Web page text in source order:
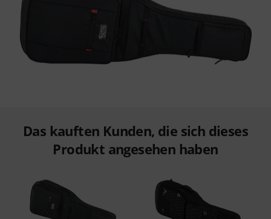
Das kauften Kunden, die sich dieses
Produkt angesehen haben